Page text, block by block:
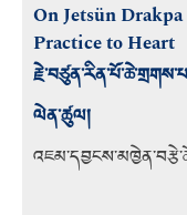
On Jetsün
Practice to Heart
ལེན་ཚུལ།